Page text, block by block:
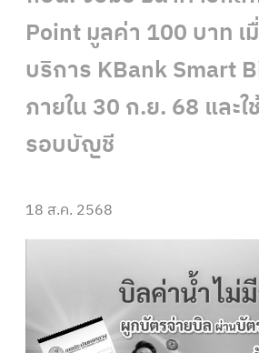
Point มูลค่า 100 บาท เ
บริการ KBank Smart
ภายใน 30 ก.ย. 68 และใ
รอบบัญชี
18 ส.ค. 2568